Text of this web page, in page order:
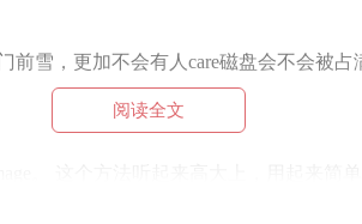
雪，更加不会有人care磁盘会不会被占
阅读全文